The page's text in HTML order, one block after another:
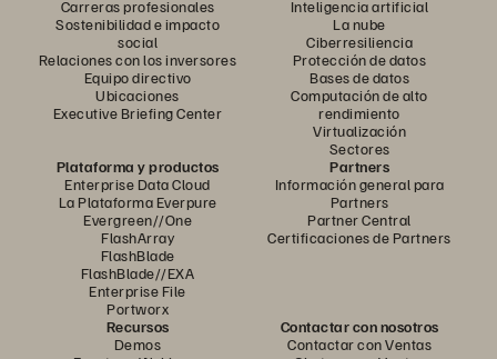
Carreras profesionales
Sostenibilidad e impacto
social
Relaciones con los inversores
Equipo directivo
Ubicaciones
Executive Briefing Center
Inteligencia artificial
La nube
Ciberresiliencia
Protección de datos
Bases de datos
Computación de alto
rendimiento
Virtualización
Sectores
Plataforma y productos
Enterprise Data Cloud
La Plataforma Everpure
Evergreen//One
FlashArray
FlashBlade
FlashBlade//EXA
Enterprise File
Portworx
Partners
Información general para
Partners
Partner Central
Certificaciones de Partners
Recursos
Demos
Contactar con nosotros
Contactar con Ventas